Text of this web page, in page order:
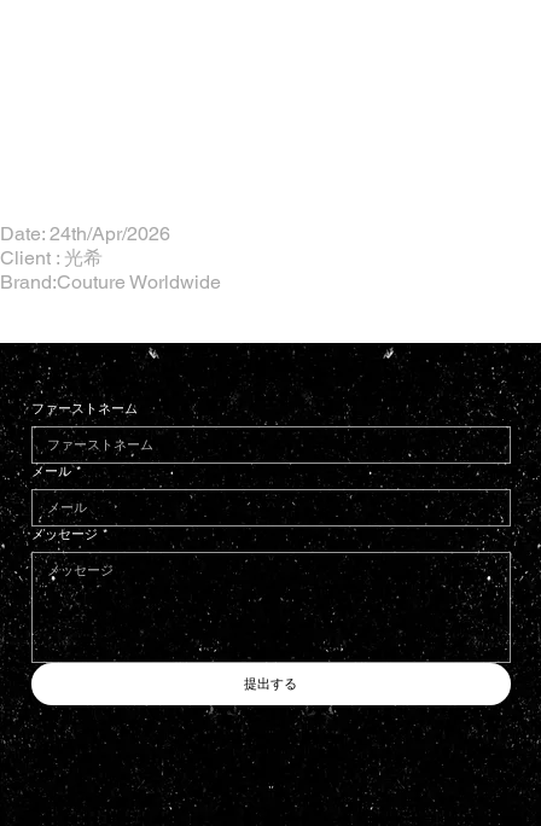
Date: 24th/Apr/2026
Client : 光希
Brand:Couture Worldwide
ファーストネーム
メール *
メッセージ *
提出する